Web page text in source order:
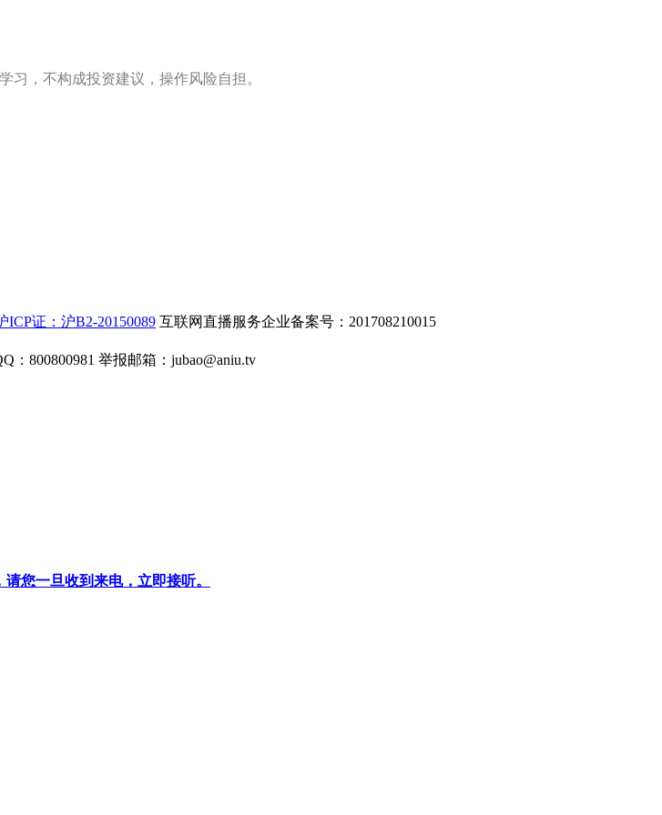
习，不构成投资建议，操作风险自担。
ICP证：沪B2-20150089 互联网直播服务企业备案号：201708210015
：800800981 举报邮箱： jubao@aniu.tv
您一旦收到来电，立即接听。